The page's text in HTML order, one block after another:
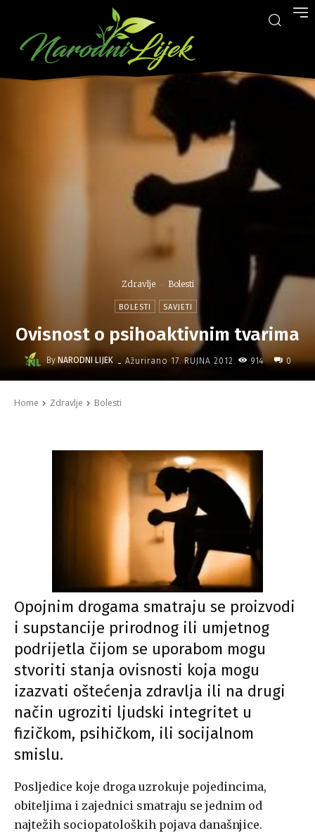
Zdravlje Bolesti
BOLESTI SAVJETI
Ovisnost o psihoaktivnim tvarima
By NARODNI LIJEK - Ažurirano 17. RUJNA 2012. 914 0
Home Zdravlje Bolesti
Opojnim drogama smatraju se proizvodi
i supstancije prirodnog ili umjetnog
podrijetla čijom se uporabom mogu
stvoriti stanja ovisnosti koja mogu
izazvati oštećenja zdravlja ili na drugi
način ugroziti ljudski integritet u
fizičkom, psihičkom, ili socijalnom
smislu.
Posljedice koje droga uzrokuje pojedincima,
obiteljima i zajednici smatraju se jednim od
najtežih sociopatoloških pojava današnjice.